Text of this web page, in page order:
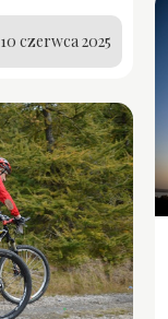
10 czerwca 2025